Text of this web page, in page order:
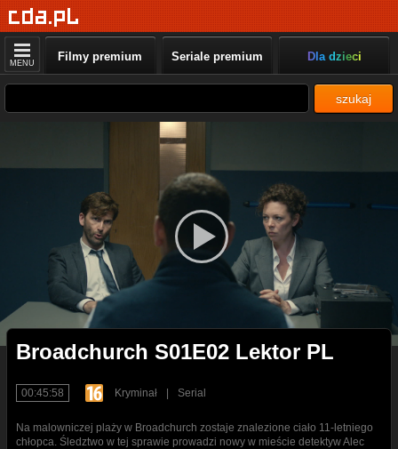
MENU Filmy premium Seriale premium Dla dzieci
szukaj
Broadchurch S01E02 Lektor PL
00:45:58 Kryminał Serial
Na malowniczej plaży w Broadchurch zostaje znalezione ciało 11-letniego
chłopca. Śledztwo w tej sprawie prowadzi nowy w mieście detektyw Alec